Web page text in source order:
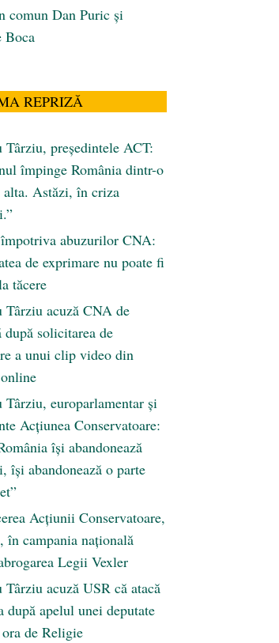
comun Dan Puric şi
Boca
REPRIZĂ
Târziu, președintele ACT:
împinge România dintr-o
Astăzi, în criza
abuzurilor CNA:
de exprimare nu poate fi
tăcere
Târziu acuză CNA de
după solicitarea de
a unui clip video din
Târziu, europarlamentar și
Acțiunea Conservatoare:
își abandonează
își abandonează o parte
Acțiunii Conservatoare,
în campania națională
Legii Vexler
Târziu acuză USR că atacă
după apelul unei deputate
de Religie